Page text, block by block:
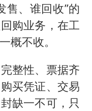
售、谁回收”的
购业务，在工
概不收。
整性、票据齐
买凭证、交易
缺一不可，只